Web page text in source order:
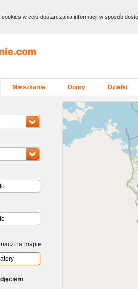
w celu dostarczania informacji w sposób
Mieszkania Domy Działki
na mapie